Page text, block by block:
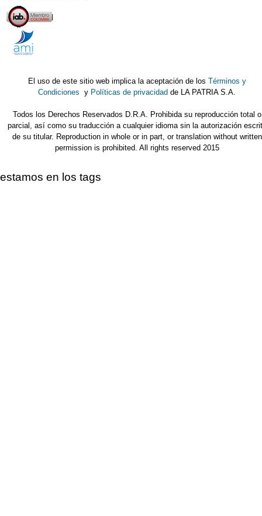
El uso de este sitio web implica la aceptación de los Términos y
Condiciones y Políticas de privacidad de LA PATRIA S.A.
Todos los Derechos Reservados D.R.A. Prohibida su reproducción total o
parcial, así como su traducción a cualquier idioma sin la autorización
de su titular. Reproduction in whole or in part, or translation without written
permission is prohibited. All rights reserved 2015
estamos en los tags